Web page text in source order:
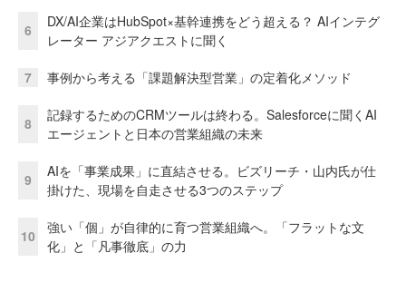
6
DX/AI企業はHubSpot×基幹連携をどう超える？ AIインテグ
レーター アジアクエストに聞く
7 事例から考える「課題解決型営業」の定着化メソッド
8
記録するためのCRMツールは終わる。Salesforceに聞くAI
エージェントと日本の営業組織の未来
9
AIを「事業成果」に直結させる。ビズリーチ・山内氏が仕
掛けた、現場を自走させる3つのステップ
10
強い「個」が自律的に育つ営業組織へ。「フラットな文
化」と「凡事徹底」の力